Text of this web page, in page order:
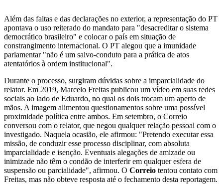
Além das faltas e das declarações no exterior, a representação do PT
apontava o uso reiterado do mandato para "desacreditar o sistema
democrático brasileiro" e colocar o país em situação de
constrangimento internacional. O PT alegou que a imunidade
parlamentar "não é um salvo-conduto para a prática de atos
atentatórios à ordem institucional".
Durante o processo, surgiram dúvidas sobre a imparcialidade do
relator. Em 2019, Marcelo Freitas publicou um vídeo em suas redes
sociais ao lado de Eduardo, no qual os dois trocam um aperto de
mãos. A imagem alimentou questionamentos sobre uma possível
proximidade política entre ambos. Em setembro, o Correio
conversou com o relator, que negou qualquer relação pessoal com o
investigado. Naquela ocasião, ele afirmou: "Pretendo executar essa
missão, de conduzir esse processo disciplinar, com absoluta
imparcialidade e isenção. Eventuais alegações de amizade ou
inimizade não têm o condão de interferir em qualquer esfera de
suspensão ou parcialidade", afirmou. O Correio tentou contato com
Freitas, mas não obteve resposta até o fechamento desta reportagem.